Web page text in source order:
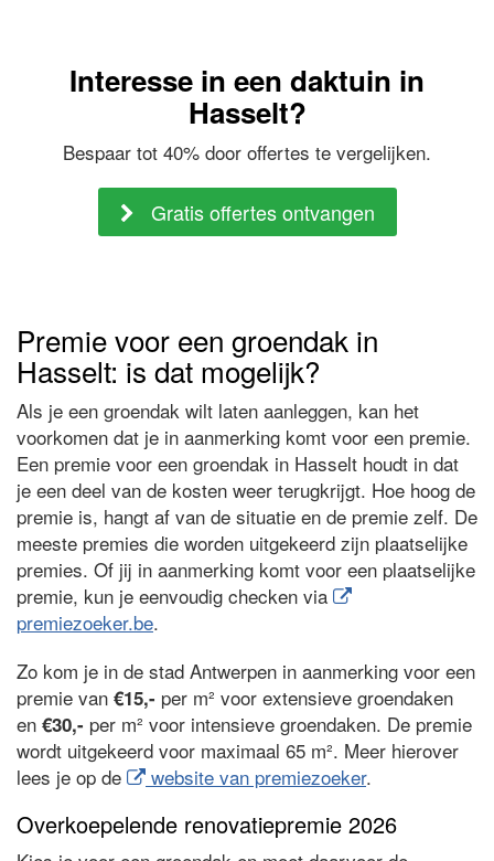
Interesse in een daktuin in
Hasselt?
Bespaar tot 40% door offertes te vergelijken.
Gratis offertes ontvangen
Premie voor een groendak in
Hasselt: is dat mogelijk?
Als je een groendak wilt laten aanleggen, kan het
voorkomen dat je in aanmerking komt voor een premie.
Een premie voor een groendak in Hasselt houdt in dat
je een deel van de kosten weer terugkrijgt. Hoe hoog de
premie is, hangt af van de situatie en de premie zelf. De
meeste premies die worden uitgekeerd zijn plaatselijke
premies. Of jij in aanmerking komt voor een plaatselijke
premie, kun je eenvoudig checken via
premiezoeker.be.
Zo kom je in de stad Antwerpen in aanmerking voor een
premie van €15,- per m² voor extensieve groendaken
en €30,- per m² voor intensieve groendaken. De premie
wordt uitgekeerd voor maximaal 65 m². Meer hierover
lees je op de
website van premiezoeker.
Overkoepelende renovatiepremie 2026